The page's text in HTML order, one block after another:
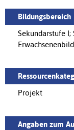
Bildungsbereich
Sekundarstufe I;
Projekt
Angaben zum